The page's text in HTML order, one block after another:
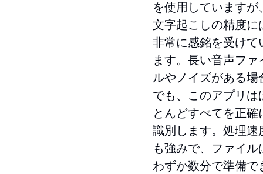
を使用していますが
文字起こしの精度に
非常に感銘を受けて
ます。長い音声ファ
ルやノイズがある場
でも、このアプリは
とんどすべてを正確
識別します。処理速
も強みで、ファイル
わずか数分で準備で